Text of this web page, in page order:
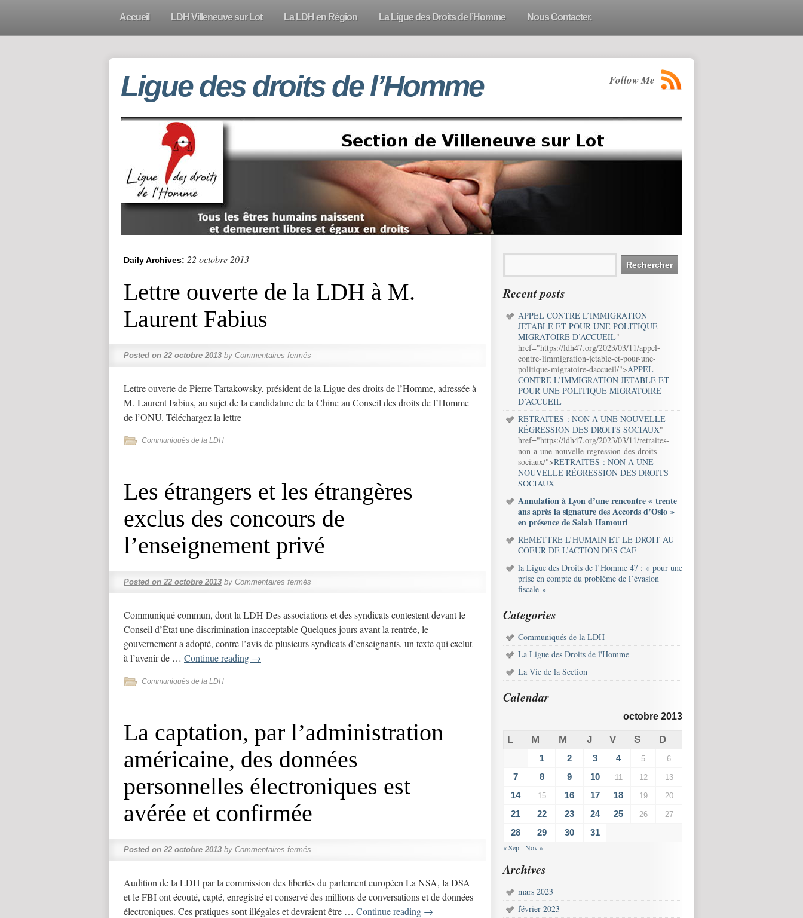
Accueil LDH Villeneuve sur Lot La LDH en Région La Ligue des Droits de l’Homme Nous Contacter.
Ligue des droits de l’Homme Follow Me
Daily Archives: 22 octobre 2013
Lettre ouverte de la LDH à M.
Laurent Fabius
Posted on 22 octobre 2013 by Commentaires fermés
Lettre ouverte de Pierre Tartakowsky, président de la Ligue des droits de l’Homme, adressée à
M. Laurent Fabius, au sujet de la candidature de la Chine au Conseil des droits de l’Homme
de l’ONU. Téléchargez la lettre
Communiqués de la LDH
Les étrangers et les étrangères
exclus des concours de
l’enseignement privé
Posted on 22 octobre 2013 by Commentaires fermés
Communiqué commun, dont la LDH Des associations et des syndicats contestent devant le
Conseil d’État une discrimination inacceptable Quelques jours avant la rentrée, le
gouvernement a adopté, contre l’avis de plusieurs syndicats d’enseignants, un texte qui exclut
à l’avenir de … Continue reading →
Communiqués de la LDH
La captation, par l’administration
américaine, des données
personnelles électroniques est
avérée et confirmée
Posted on 22 octobre 2013 by Commentaires fermés
Audition de la LDH par la commission des libertés du parlement européen La NSA, la DSA
et le FBI ont écouté, capté, enregistré et conservé des millions de conversations et de données
électroniques. Ces pratiques sont illégales et devraient être … Continue reading →
Recent posts
APPEL CONTRE L’IMMIGRATION
JETABLE ET POUR UNE POLITIQUE
MIGRATOIRE D’ACCUEIL"
href="https://ldh47.org/2023/03/11/appel-
contre-limmigration-jetable-et-pour-une-
politique-migratoire-daccueil/">APPEL
CONTRE L’IMMIGRATION JETABLE ET
POUR UNE POLITIQUE MIGRATOIRE
D’ACCUEIL
RETRAITES : NON À UNE NOUVELLE
RÉGRESSION DES DROITS SOCIAUX"
href="https://ldh47.org/2023/03/11/retraites-
non-a-une-nouvelle-regression-des-droits-
sociaux/">RETRAITES : NON À UNE
NOUVELLE RÉGRESSION DES DROITS
SOCIAUX
Annulation à Lyon d’une rencontre « trente
ans après la signature des Accords d’Oslo »
en présence de Salah Hamouri
REMETTRE L’HUMAIN ET LE DROIT AU
COEUR DE L’ACTION DES CAF
la Ligue des Droits de l’Homme 47 : « pour une
prise en compte du problème de l’évasion
fiscale »
Categories
Communiqués de la LDH
La Ligue des Droits de l'Homme
La Vie de la Section
Calendar
octobre 2013
L M M J V S D
1 2 3 4 5 6
7 8 9 10 11 12 13
14 15 16 17 18 19 20
21 22 23 24 25 26 27
28 29 30 31
« Sep Nov »
Archives
mars 2023
février 2023